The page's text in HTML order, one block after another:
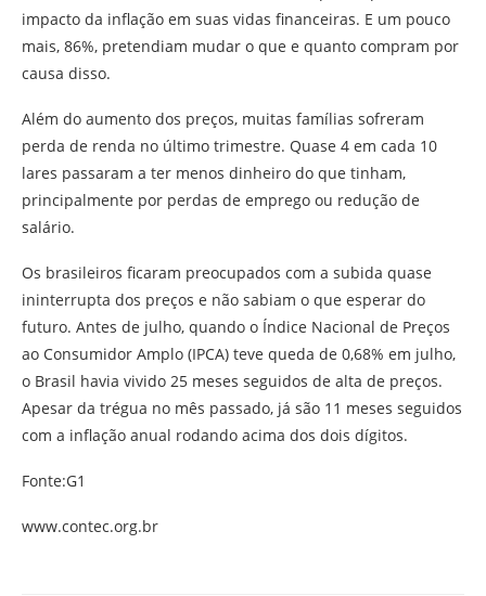
impacto da inflação em suas vidas financeiras. E um pouco
mais, 86%, pretendiam mudar o que e quanto compram por
causa disso.
Além do aumento dos preços, muitas famílias sofreram
perda de renda no último trimestre. Quase 4 em cada 10
lares passaram a ter menos dinheiro do que tinham,
principalmente por perdas de emprego ou redução de
salário.
Os brasileiros ficaram preocupados com a subida quase
ininterrupta dos preços e não sabiam o que esperar do
futuro. Antes de julho, quando o Índice Nacional de Preços
ao Consumidor Amplo (IPCA) teve queda de 0,68% em julho,
o Brasil havia vivido 25 meses seguidos de alta de preços.
Apesar da trégua no mês passado, já são 11 meses seguidos
com a inflação anual rodando acima dos dois dígitos.
Fonte:G1
www.contec.org.br